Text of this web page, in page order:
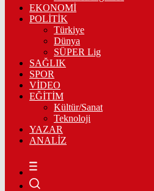
EKONOMİ
POLİTİK
Türkiye
Dünya
SÜPER Lig
SAĞLIK
SPOR
VİDEO
EĞİTİM
Kültür/Sanat
Teknoloji
YAZAR
ANALİZ